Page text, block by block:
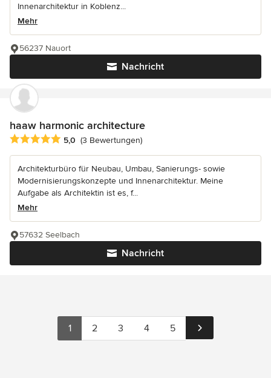
Innenarchitektur in Koblenz...
Mehr
Nachricht
56237 Nauort
haaw harmonic architecture
Durchschnittliche Bewertung: 5 von 5 Sternen
5,0 (3 Bewertungen)
Architekturbüro für Neubau, Umbau, Sanierungs- sowie
Modernisierungskonzepte und Innenarchitektur. Meine
Aufgabe als Architektin ist es, f...
Mehr
Nachricht
57632 Seelbach
1 2 3 4 5